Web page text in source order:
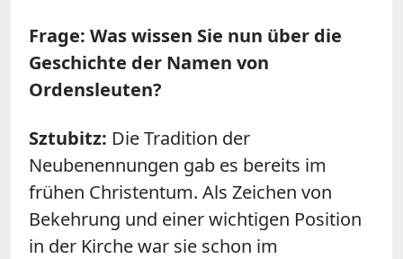
Frage: Was wissen Sie nun über die
Geschichte der Namen von
Ordensleuten?
Sztubitz: Die Tradition der
Neubenennungen gab es bereits im
frühen Christentum. Als Zeichen von
Bekehrung und einer wichtigen Position
in der Kirche war sie schon im